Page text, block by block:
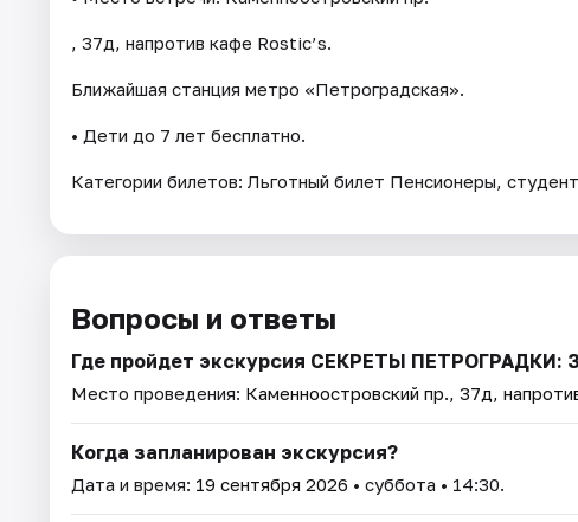
, 37д, напротив кафе Rostic’s.
Ближайшая станция метро «Петроградская».
• Дети до 7 лет бесплатно.
Категории билетов: Льготный билет Пенсионеры,
Вопросы и ответы
Где пройдет экскурсия СЕКРЕТЫ
Место проведения: Каменноостровский пр., 37д,
Когда запланирован экскурсия?
Дата и время: 19 сентября 2026 • суббота • 14:30.